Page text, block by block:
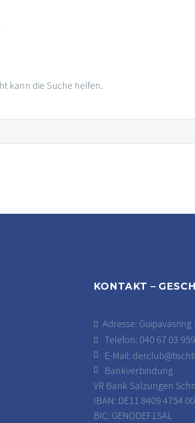
kann die Suche helfen.
KONTAKT –
Adresse:
Telefon: 040 67 03 959
E-Mail:
Bankverbindung
VR Bank Salzungen
IBAN: DE11 8409 4754
BIC: GENODEF1SAL